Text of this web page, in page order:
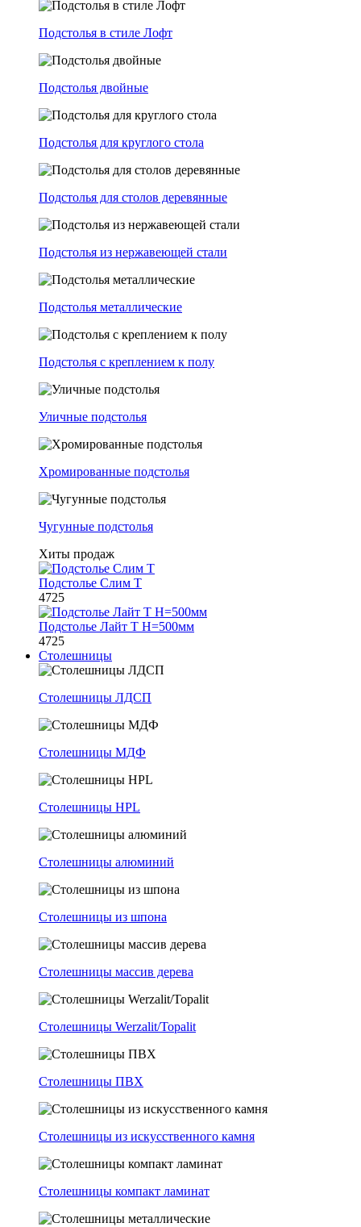
Подстолья в стиле Лофт
Подстолья двойные
Подстолья для круглого стола
Подстолья для столов деревянные
Подстолья из нержавеющей стали
Подстолья металлические
Подстолья с креплением к полу
Уличные подстолья
Хромированные подстолья
Чугунные подстолья
Хиты продаж
Подстолье Слим Т
4725
Подстолье Лайт Т H=500мм
4725
Столешницы
Столешницы ЛДСП
Столешницы МДФ
Столешницы HPL
Столешницы алюминий
Столешницы из шпона
Столешницы массив дерева
Столешницы Werzalit/Topalit
Столешницы ПВХ
Столешницы из искусственного камня
Столешницы компакт ламинат